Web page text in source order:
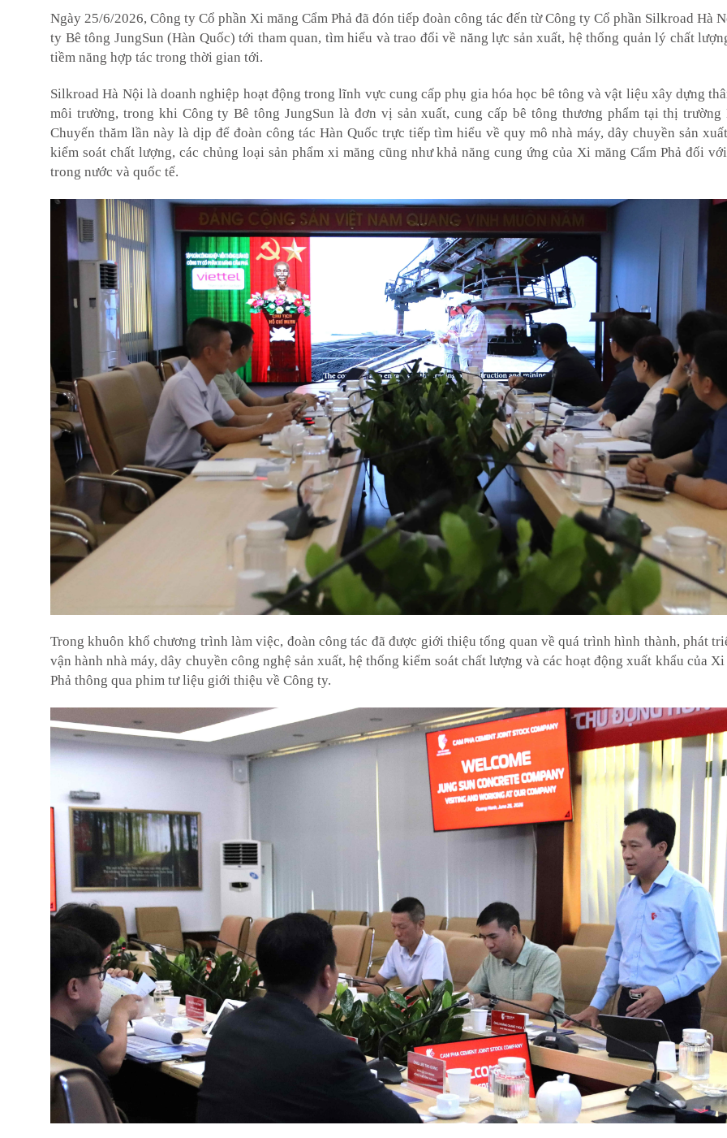
Ngày 25/6/2026, Công ty Cổ phần Xi măng Cẩm Phả đã đón tiếp đoàn công tác đến từ Công ty Cổ phần Silkroad Hà
ty Bê tông JungSun (Hàn Quốc) tới tham quan, tìm hiểu và trao đổi về năng lực sản xuất, hệ thống quản lý chất
tiềm năng hợp tác trong thời gian tới.
Silkroad Hà Nội là doanh nghiệp hoạt động trong lĩnh vực cung cấp phụ gia hóa học bê tông và vật liệu xây dựng
môi trường, trong khi Công ty Bê tông JungSun là đơn vị sản xuất, cung cấp bê tông thương phẩm tại thị trường
Chuyến thăm lần này là dịp để đoàn công tác Hàn Quốc trực tiếp tìm hiểu về quy mô nhà máy, dây chuyền sản
kiểm soát chất lượng, các chủng loại sản phẩm xi măng cũng như khả năng cung ứng của Xi măng Cẩm Phả đối
trong nước và quốc tế.
Trong khuôn khổ chương trình làm việc, đoàn công tác đã được giới thiệu tổng quan về quá trình hình thành, phát
vận hành nhà máy, dây chuyền công nghệ sản xuất, hệ thống kiểm soát chất lượng và các hoạt động xuất khẩu của Xi
Phả thông qua phim tư liệu giới thiệu về Công ty.